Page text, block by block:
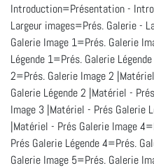
Introduction=Présentation -
Largeur images=Prés. Galerie -
Galerie Image 1=Prés. Galerie
Légende 1=Prés. Galerie
2=Prés. Galerie Image 2
Galerie Légende 2 |Matériel -
Image 3 |Matériel - Prés Galerie
|Matériel - Prés Galerie Image
Prés Galerie Légende 4=Prés.
Galerie Image 5=Prés. Galerie